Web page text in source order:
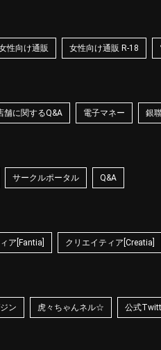
性向け通販 女性向け通販 R-18
舗に関するQ&A 電子マネー 銀
サークルポータル Q&A
ア[Fantia] クリエイティア[Creatia]
ン 虎々ちゃんネル☆ 公式